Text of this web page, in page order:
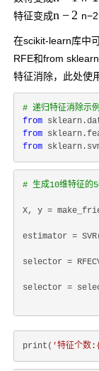
特征变成n −2 n−2
在scikit-learn库中
RFE和from
特征消除，此处使
# 递归特征消除示例
from
from
from
# 生成10维特征的
X, y =
estimator =
selector =
selector =
print( '特征个